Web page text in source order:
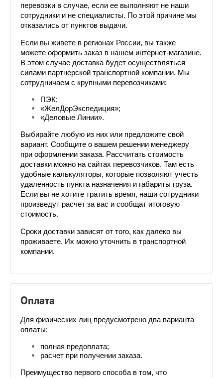
перевозки в случае, если ее выполняют не наши
сотрудники и не специалисты. По этой причине мы
отказались от пунктов выдачи.
Если вы живете в регионах России, вы также
можете оформить заказ в нашем интернет-магазине.
В этом случае доставка будет осуществляться
силами партнерской транспортной компании. Мы
сотрудничаем с крупными перевозчиками:
ПЭК;
«ЖелДорЭкспедиция»;
«Деловые Линии».
Выбирайте любую из них или предложите свой
вариант. Сообщите о вашем решении менеджеру
при оформлении заказа. Рассчитать стоимость
доставки можно на сайтах перевозчиков. Там есть
удобные калькуляторы, которые позволяют учесть
удаленность пункта назначения и габариты груза.
Если вы не хотите тратить время, наши сотрудники
произведут расчет за вас и сообщат итоговую
стоимость.
Сроки доставки зависят от того, как далеко вы
проживаете. Их можно уточнить в транспортной
компании.
Оплата
Для физических лиц предусмотрено два варианта
оплаты:
полная предоплата;
расчет при получении заказа.
Преимущество первого способа в том, что